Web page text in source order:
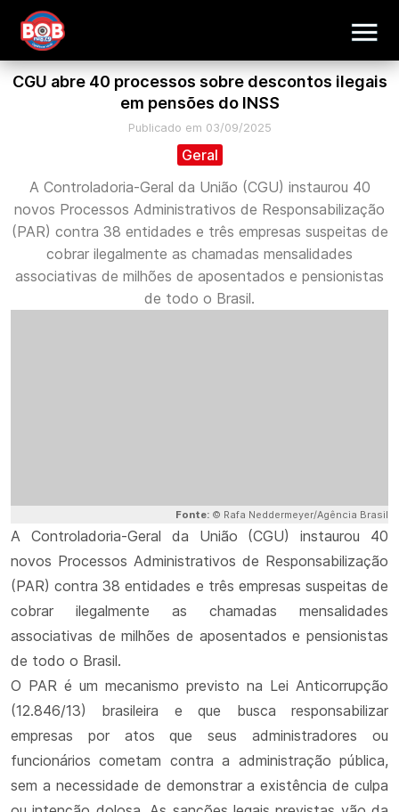
CGU abre 40 processos sobre descontos ilegais
em pensões do INSS
Publicado em 03/09/2025
Geral
A Controladoria-Geral da União (CGU) instaurou 40
novos Processos Administrativos de Responsabilização
(PAR) contra 38 entidades e três empresas suspeitas de
cobrar ilegalmente as chamadas mensalidades
associativas de milhões de aposentados e pensionistas
de todo o Brasil.
Fonte: © Rafa Neddermeyer/Agência Brasil
A Controladoria-Geral da União (CGU) instaurou 40
novos Processos Administrativos de Responsabilização
(PAR) contra 38 entidades e três empresas suspeitas de
cobrar ilegalmente as chamadas mensalidades
associativas de milhões de aposentados e pensionistas
de todo o Brasil.
O PAR é um mecanismo previsto na Lei Anticorrupção
(12.846/13) brasileira e que busca responsabilizar
empresas por atos que seus administradores ou
funcionários cometam contra a administração pública,
sem a necessidade de demonstrar a existência de culpa